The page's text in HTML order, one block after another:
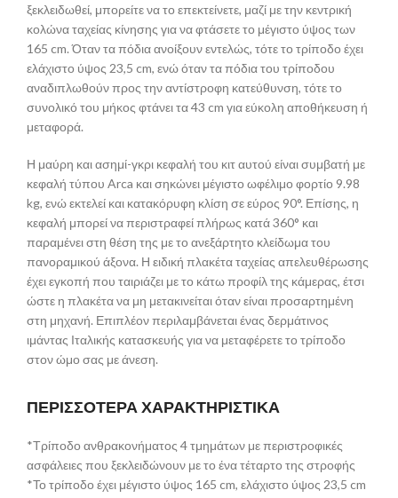
ξεκλειδωθεί, μπορείτε να το επεκτείνετε, μαζί με την κεντρική
κολώνα ταχείας κίνησης για να φτάσετε το μέγιστο ύψος των
165 cm. Όταν τα πόδια ανοίξουν εντελώς, τότε το τρίποδο έχει
ελάχιστο ύψος 23,5 cm, ενώ όταν τα πόδια του τρίποδου
αναδιπλωθούν προς την αντίστροφη κατεύθυνση, τότε το
συνολικό του μήκος φτάνει τα 43 cm για εύκολη αποθήκευση ή
μεταφορά.
Η μαύρη και ασημί-γκρι κεφαλή του κιτ αυτού είναι συμβατή με
κεφαλή τύπου Arca και σηκώνει μέγιστο ωφέλιμο φορτίο 9.98
kg, ενώ εκτελεί και κατακόρυφη κλίση σε εύρος 90°. Επίσης, η
κεφαλή μπορεί να περιστραφεί πλήρως κατά 360° και
παραμένει στη θέση της με το ανεξάρτητο κλείδωμα του
πανοραμικού άξονα. Η ειδική πλακέτα ταχείας απελευθέρωσης
έχει εγκοπή που ταιριάζει με το κάτω προφίλ της κάμερας, έτσι
ώστε η πλακέτα να μη μετακινείται όταν είναι προσαρτημένη
στη μηχανή. Επιπλέον περιλαμβάνεται ένας δερμάτινος
ιμάντας Ιταλικής κατασκευής για να μεταφέρετε το τρίποδο
στον ώμο σας με άνεση.
ΠΕΡΙΣΣΟΤΕΡΑ ΧΑΡΑΚΤΗΡΙΣΤΙΚΑ
*Τρίποδο ανθρακονήματος 4 τμημάτων με περιστροφικές
ασφάλειες που ξεκλειδώνουν με το ένα τέταρτο της στροφής
*Το τρίποδο έχει μέγιστο ύψος 165 cm, ελάχιστο ύψος 23,5 cm